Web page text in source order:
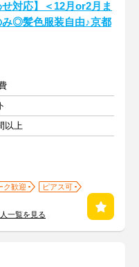
せ対応】＜12月or2月ま
み◎髪色服装自由♪京都
以上
ク歓迎
ピアス可
一覧を見る